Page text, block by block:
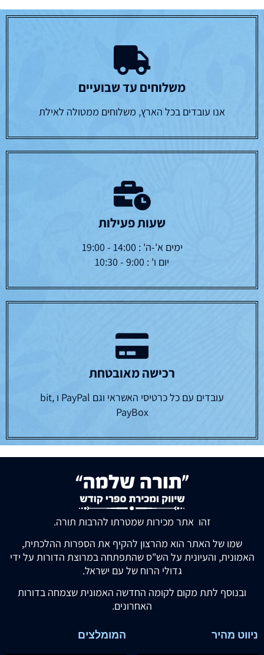
משלוחים עד שבועיים
אנו עובדים בכל הארץ, משלוחים ממטולה לאילת
שעות פעילות
ימים א'-ה' : 14:00 - 19:00
יום ו' : 9:00 - 10:30
רכישה מאובטחת
עובדים עם כל כרטיסי האשראי וגם PayPal ו bit,
PayBox
זהו אתר מכירות שמטרתו להרבות תורה.
שמו של האתר הוא מהרצון להקיף את הספרות ההלכתית,
האמונית, והעיונית על הש"ס שהתפתחה במרוצת הדורות על ידי
גדולי הרוח של עם ישראל.
ובנוסף לתת מקום לקומה החדשה האמונית שצמחה בדורות
האחרונים.
ניווט מהיר המומלצים